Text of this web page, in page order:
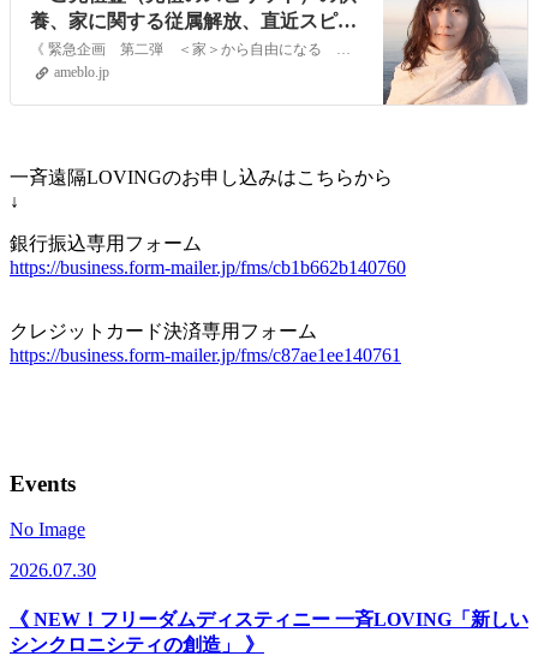
養、家に関する従属解放、直近スピリ
ットメイト生存戦略解消』
《 緊急企画 第二弾 ＜家＞から自由になる ご先祖霊（先祖のスピリット）の供養、家に関する従属解放、直近スピリットメイト生存戦略解消 》緊急規格第二弾としては…
ameblo.jp
一斉遠隔LOVINGのお申し込みはこちらから
↓
銀行振込専用フォーム
https://business.form-mailer.jp/fms/cb1b662b140760
クレジットカード決済専用フォーム
https://business.form-mailer.jp/fms/c87ae1ee140761
Events
No Image
2026.07.30
《 NEW！フリーダムディスティニー 一斉LOVING「新しい
シンクロニシティの創造」 》